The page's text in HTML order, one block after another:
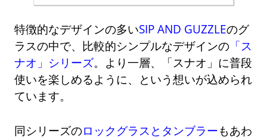
特徴的なデザインの多いSIP AND GUZZLEのグ
ラスの中で、比較的シンプルなデザインの 「ス
ナオ」シリーズ。より一層、「スナオ」に普段
使いを楽しめるように、という想いが込められ
ています。
同シリーズのロックグラスとタンブラーもあわ